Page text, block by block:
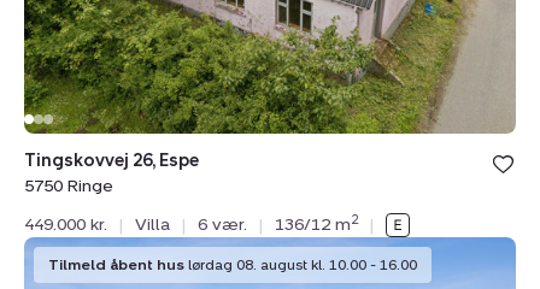
Tingskovvej 26, Espe
5750 Ringe
449.000 kr.
| Villa | 6 vær. | 136/12 m2 |
Villa:
Svendborgvej
Tilmeld åbent hus lørdag 08. august kl. 10.00 - 16.00